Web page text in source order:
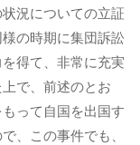
況についての立証
の時期に集団訴訟
得て、非常に充実
で、前述のとお
って自国を出国す
、この事件でも、